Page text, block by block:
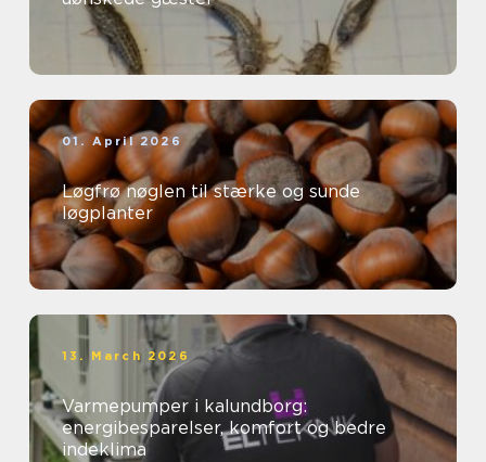
01. April 2026
Løgfrø nøglen til stærke og sunde
løgplanter
13. March 2026
Varmepumper i kalundborg:
energibesparelser, komfort og bedre
indeklima